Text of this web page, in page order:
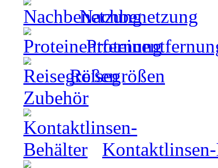
Nachbenetzung
Reisegrößen
Zubehör